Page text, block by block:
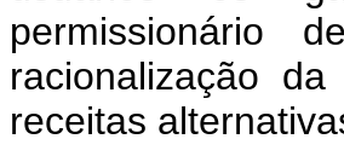
permissionário
racionalização
receitas